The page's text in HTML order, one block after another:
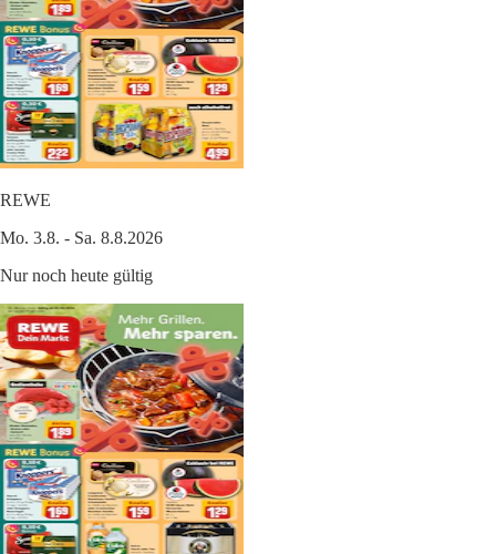
REWE
Mo. 3.8. - Sa. 8.8.2026
Nur noch heute gültig